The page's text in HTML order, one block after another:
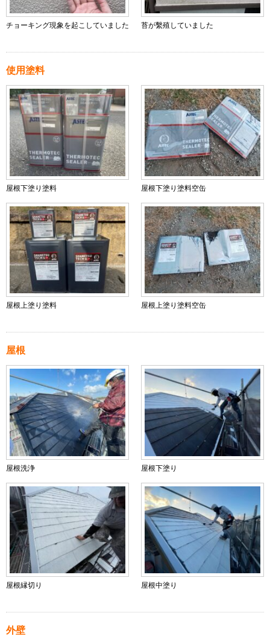
チョーキング現象を起こしていました 苔が繫殖していました
使用塗料
屋根下塗り塗料 屋根下塗り塗料空缶
屋根上塗り塗料 屋根上塗り塗料空缶
屋根
屋根洗浄 屋根下塗り
屋根縁切り 屋根中塗り
外壁